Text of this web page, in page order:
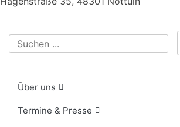
Über uns
Termine & Presse